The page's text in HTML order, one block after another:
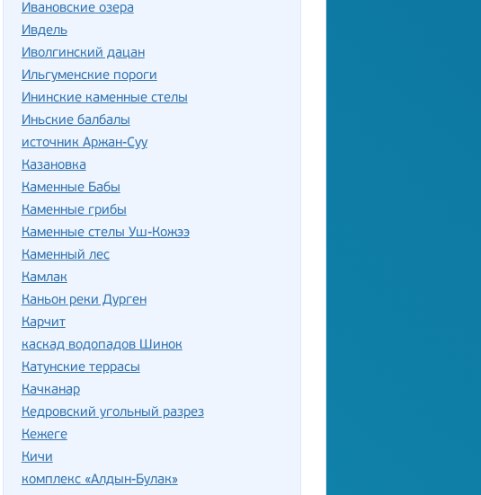
Ивановские озера
Ивдель
Иволгинский дацан
Ильгуменские пороги
Ининские каменные стелы
Иньские балбалы
источник Аржан-Суу
Казановка
Каменные Бабы
Каменные грибы
Каменные стелы Уш-Кожээ
Каменный лес
Камлак
Каньон реки Дурген
Карчит
каскад водопадов Шинок
Катунские террасы
Качканар
Кедровский угольный разрез
Кежеге
Кичи
комплекс «Алдын-Булак»